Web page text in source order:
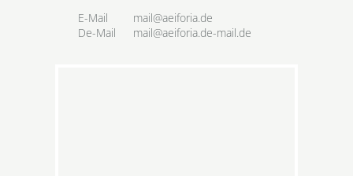
E-Mail
mail@aeiforia.de
De-Mail
mail@aeiforia.de-mail.de